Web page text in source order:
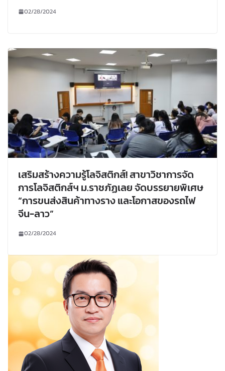
02/28/2024
เสริมสร้างความรู้โลจิสติกส์! สาขาวิชาการจัด
การโลจิสติกส์ฯ ม.ราชภัฏเลย จัดบรรยายพิเศษ
“การขนส่งสินค้าทางราง และโอกาสของรถไฟ
จีน-ลาว”
02/28/2024